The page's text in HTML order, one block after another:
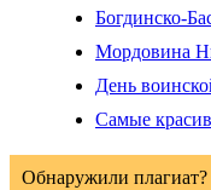
Богдинско-
Мордовина
День
Самые
Обнаружили плагиат?